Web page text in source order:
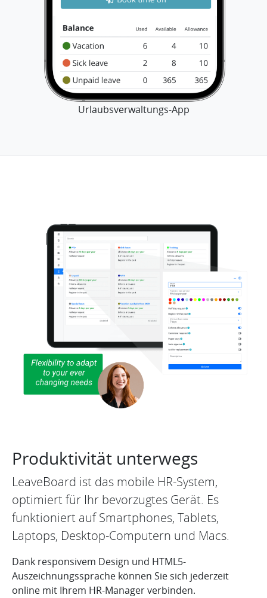
Urlaubsverwaltungs-App
Produktivität unterwegs
LeaveBoard ist das mobile HR-System,
optimiert für Ihr bevorzugtes Gerät. Es
funktioniert auf Smartphones, Tablets,
Laptops, Desktop-Computern und Macs.
Dank responsivem Design und HTML5-
Auszeichnungssprache können Sie sich jederzeit
online mit Ihrem HR-Manager verbinden.